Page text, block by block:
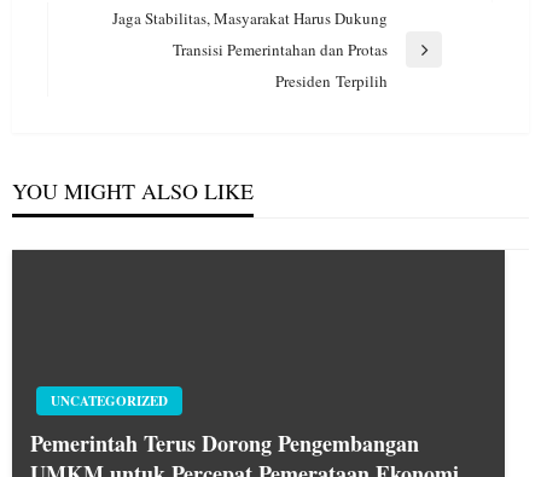
Jaga Stabilitas, Masyarakat Harus Dukung
Transisi Pemerintahan dan Protas
Presiden Terpilih
YOU MIGHT ALSO LIKE
UNCATEGORIZED
Pemerintah Terus Dorong Pengembangan